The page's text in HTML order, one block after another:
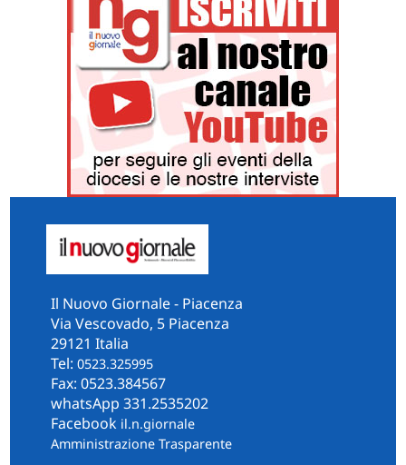
Il Nuovo Giornale - Piacenza
Via Vescovado, 5 Piacenza
29121 Italia
Tel: 0523.325995
Fax: 0523.384567
whatsApp 331.2535202
Facebook il.n.giornale
Amministrazione Trasparente